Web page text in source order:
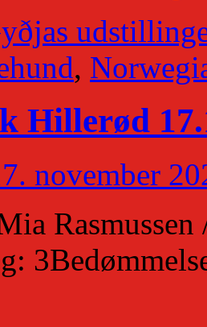
,
Hillerød
november